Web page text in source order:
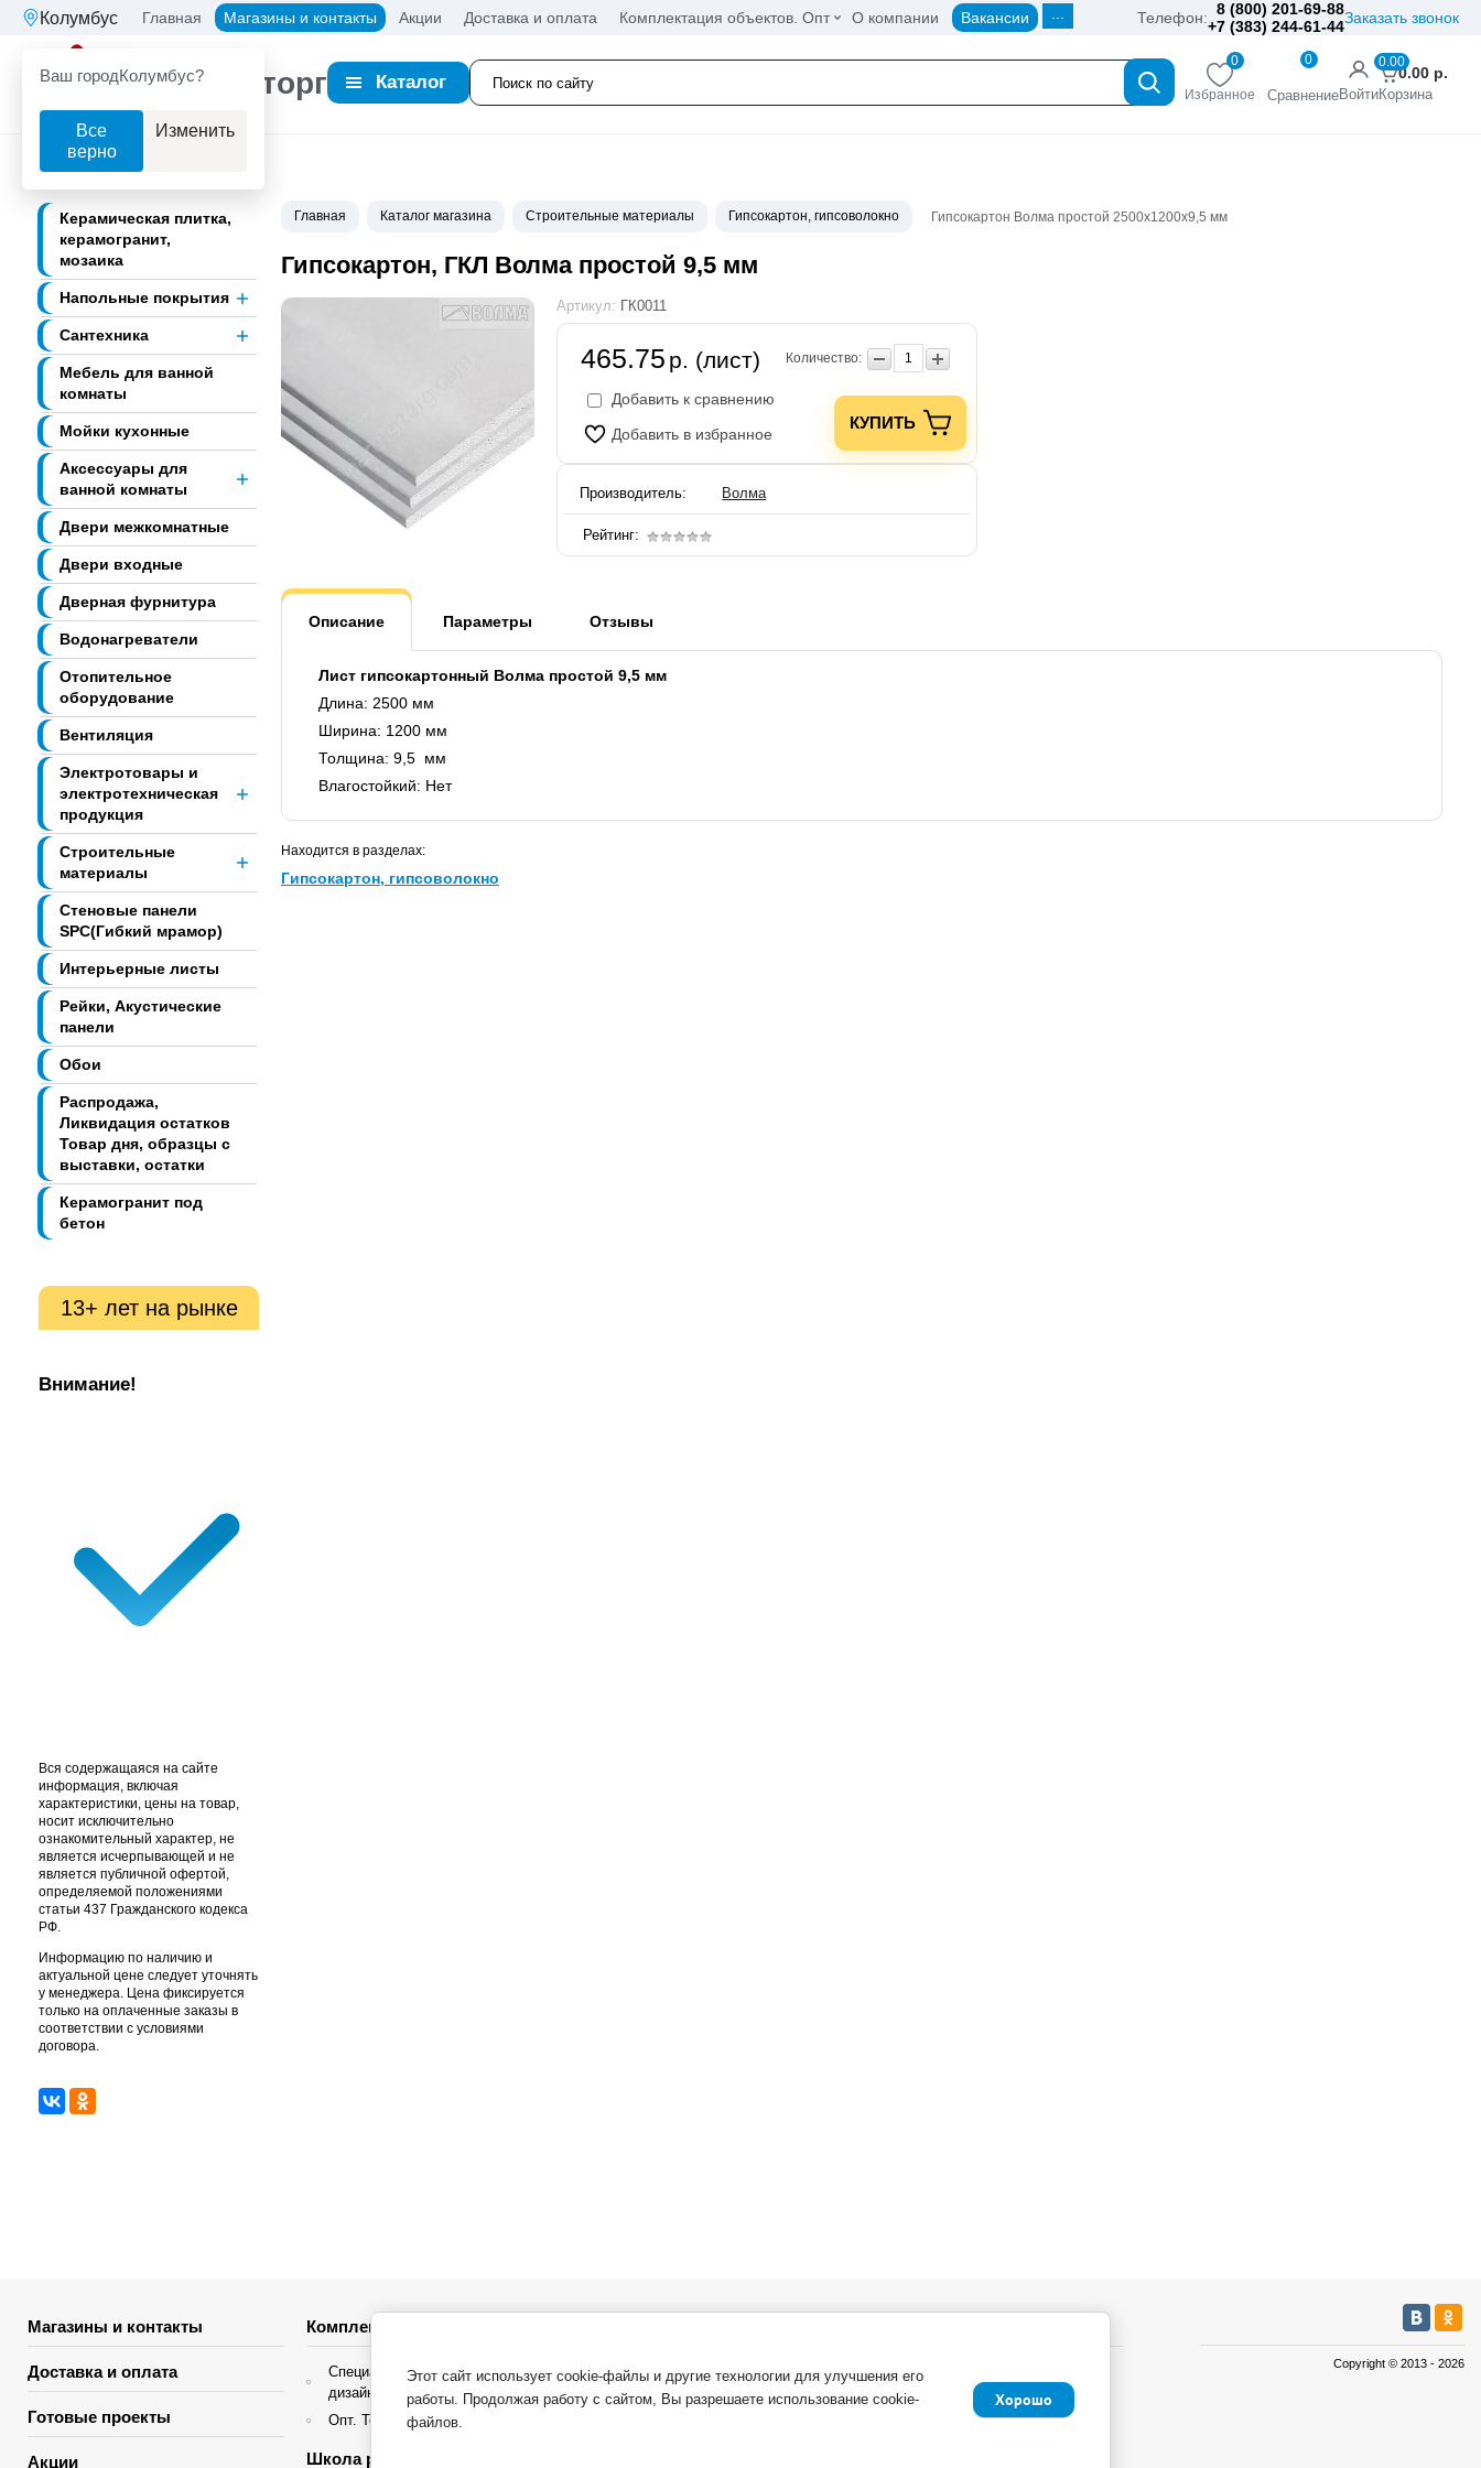
Колумбус
Ваш городКолумбус?
Все
верно
Изменить
Главная Магазины и контакты Акции Доставка и оплата Комплектация объектов. Опт О компании Вакансии Телефон: 8 (800) 201-69-88
+7 (383) 244-61-44Заказать звонок
Партнерторг Каталог
0
Избранное Сравнение
0
Войти
0.00
0.00 р.
Корзина
Керамическая плитка,
керамогранит,
мозаика
Напольные покрытия
Сантехника
Мебель для ванной
комнаты
Мойки кухонные
Аксессуары для
ванной комнаты
Двери межкомнатные
Двери входные
Дверная фурнитура
Водонагреватели
Отопительное
оборудование
Вентиляция
Электротовары и
электротехническая
продукция
Строительные
материалы
Стеновые панели
SPC(Гибкий мрамор)
Интерьерные листы
Рейки, Акустические
панели
Обои
Распродажа,
Ликвидация остатков
Товар дня, образцы с
выставки, остатки
Керамогранит под
бетон
13+ лет на рынке
Внимание!
Вся содержащаяся на сайте
информация, включая
характеристики, цены на товар,
носит исключительно
ознакомительный характер, не
является исчерпывающей и не
является публичной офертой,
определяемой положениями
статьи 437 Гражданского кодекса
РФ.
Информацию по наличию и
актуальной цене следует уточнять
у менеджера. Цена фиксируется
только на оплаченные заказы в
соответствии с условиями
договора.
Главная Каталог магазина Строительные материалы Гипсокартон, гипсоволокно Гипсокартон Волма простой 2500х1200х9,5 мм
Гипсокартон, ГКЛ Волма простой 9,5 мм
Артикул: ГК0011
465.75 р. (лист) Количество:
Добавить к сравнению
Добавить в избранное
КУПИТЬ
Производитель: Волма
Рейтинг:
Описание Параметры Отзывы
Лист гипсокартонный Волма простой 9,5 мм
Длина: 2500 мм
Ширина: 1200 мм
Толщина: 9,5 мм
Влагостойкий: Нет
Находится в разделах:
Гипсокартон, гипсоволокно
Магазины и контакты
Доставка и оплата
Готовые проекты
Акции
Комплектация объектов. Опт
Специальные условия для
дизайнеров интерьера
Опт. Торгующие организации
Школа ремонта
Новости
Возврат товара
Приемка товара
Copyright © 2013 - 2026
Этот сайт использует cookie-файлы и другие технологии для улучшения его
работы. Продолжая работу с сайтом, Вы разрешаете использование cookie-
файлов.
Хорошо